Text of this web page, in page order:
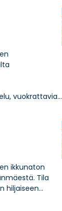
vuokrattavia...
ikkunaton
Tila
hiljaiseen...